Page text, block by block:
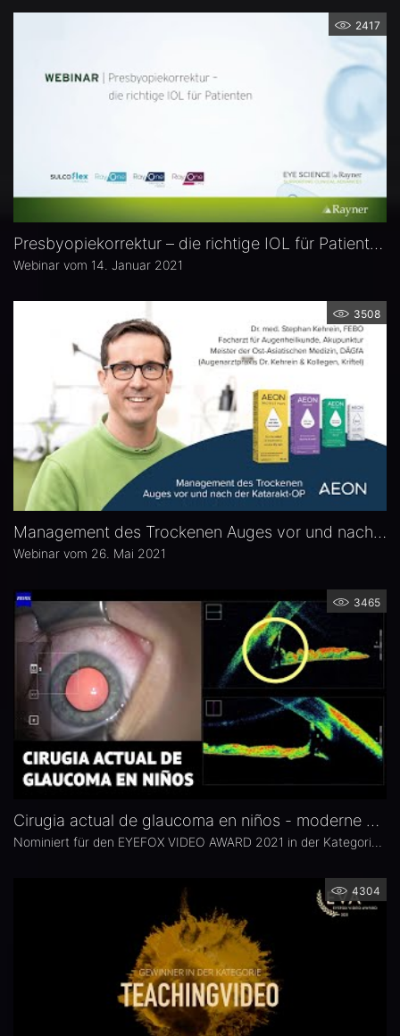
2417
Presbyopiekorrektur – die richtige IOL für Patienten
Webinar vom 14. Januar 2021
3508
Management des Trockenen Auges vor und nach der Katarakt-OP
Webinar vom 26. Mai 2021
3465
Cirugia actual de glaucoma en niños - moderne Chirurgie des kongenitalen Glaukoms
4304